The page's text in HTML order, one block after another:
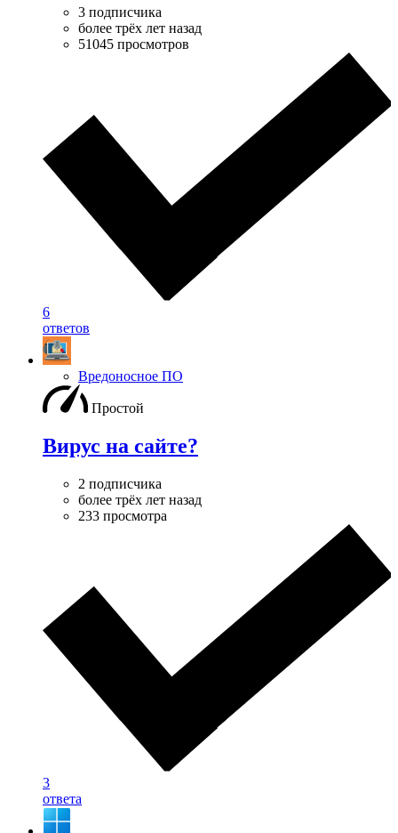
3 подписчика
более трёх лет назад
51045 просмотров
6
ответов
Вредоносное ПО
Простой
Вирус на сайте?
2 подписчика
более трёх лет назад
233 просмотра
3
ответа